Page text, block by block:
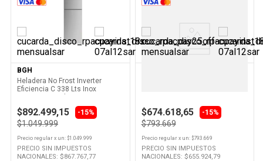
BGH
Heladera No Frost Inverter
Eficiencia C 338 Lts Inox
BRT330I1A Bgh
$892.499,15 -15%
$1.049.999
Precio regular x un: $1.049.999
PRECIO SIN IMPUESTOS
NACIONALES: $867.767,77
Ver
Producto
$674.618,65 -15%
$793.669
Precio regularx un: $793.669
PRECIO SIN IMPUESTOS
NACIONALES: $655.924,79